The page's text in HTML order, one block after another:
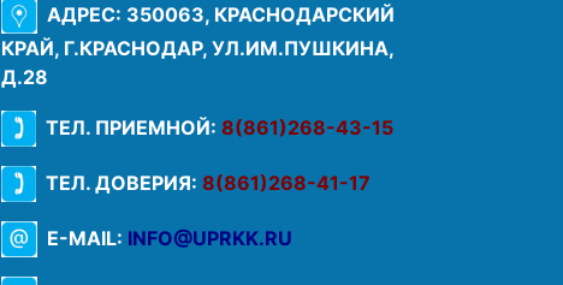
АДРЕС: 350063, КРАСНОДАРСКИЙ
КРАЙ, Г.КРАСНОДАР, УЛ.ИМ.ПУШКИНА,
Д.28
ТЕЛ. ПРИЕМНОЙ: 8(861)268-43-15
ТЕЛ. ДОВЕРИЯ: 8(861)268-41-17
E-MAIL: INFO@UPRKK.RU